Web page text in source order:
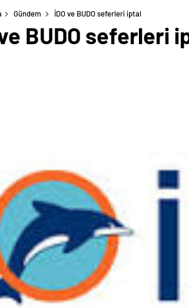
Gündem İDO ve BUDO seferleri iptal
BUDO seferleri